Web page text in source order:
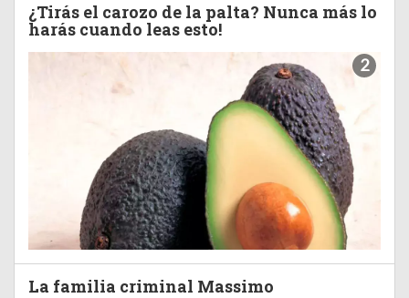
¿Tirás el carozo de la palta? Nunca más lo
harás cuando leas esto!
2
La familia criminal Massimo